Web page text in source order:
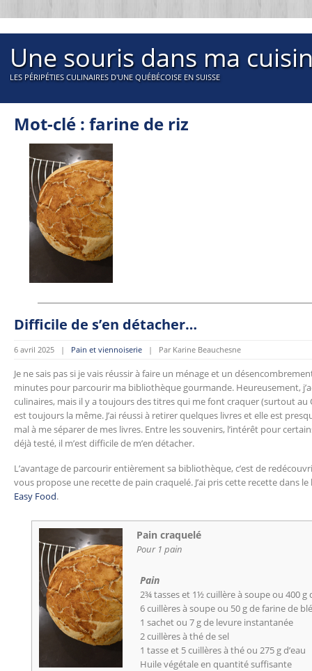
Une souris dans ma
LES PÉRIPÉTIES CULINAIRES D'UNE QUÉBÉCOISE EN SUISSE
Mot-clé : farine de riz
Difficile de s’en détacher…
6 avril 2025 | Pain et viennoiserie | Par Karine Beauchesne
Je ne sais pas si je vais réussir à faire un ménage et un
minutes pour parcourir ma bibliothèque gourmande. Heureusement,
culinaires, mais il y a toujours des titres qui me font craquer (surtout
est toujours la même. J’ai réussi à retirer quelques livres et elle est
mal à me séparer de mes livres. Entre les souvenirs, l’intérêt pour
déjà testé, il m’est difficile de m’en détacher.
L’avantage de parcourir entièrement sa bibliothèque, c’est de
vous propose une recette de pain craquelé. J’ai pris cette recette dans
Easy Food.
Pain craquelé
Pour 1 pain
Pain
2¾ tasses et 1½ cuillère à soupe ou 400 g
6 cuillères à soupe ou 50 g de farine de
1 sachet ou 7 g de levure instantanée
2 cuillères à thé de sel
1 tasse et 5 cuillères à thé ou 275 g d’eau
Huile végétale en quantité suffisante